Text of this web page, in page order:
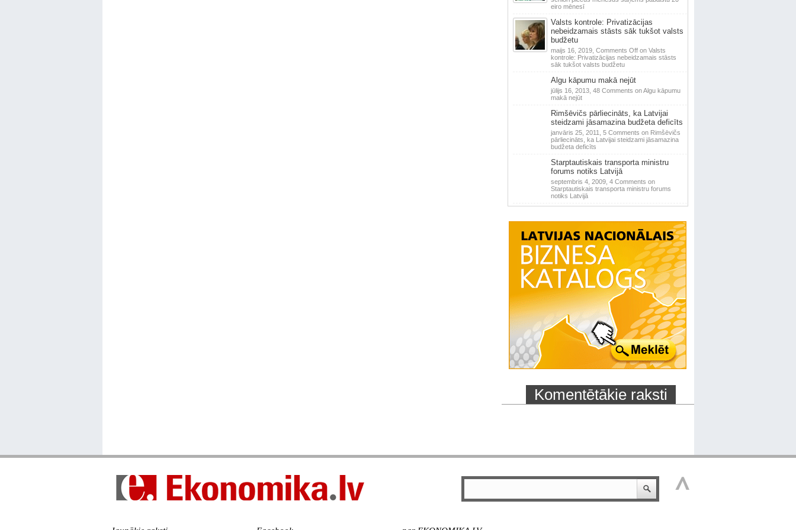
eiro mēnesī
Valsts kontrole: Privatizācijas
nebeidzamais stāsts sāk tukšot valsts
budžetu
maijs 16, 2019, Comments Offon Valsts
kontrole: Privatizācijas nebeidzamais stāsts
sāk tukšot valsts budžetu
Algu kāpumu makā nejūt
jūlijs 16, 2013, 48 Comments on Algu kāpumu
makā nejūt
Rimšēvičs pārliecināts, ka Latvijai
steidzami jāsamazina budžeta deficīts
janvāris 25, 2011, 5 Comments on Rimšēvičs
pārliecināts, ka Latvijai steidzami jāsamazina
budžeta deficīts
Starptautiskais transporta ministru
forums notiks Latvijā
septembris 4, 2009, 4 Comments on
Starptautiskais transporta ministru forums
notiks Latvijā
Komentētākie raksti